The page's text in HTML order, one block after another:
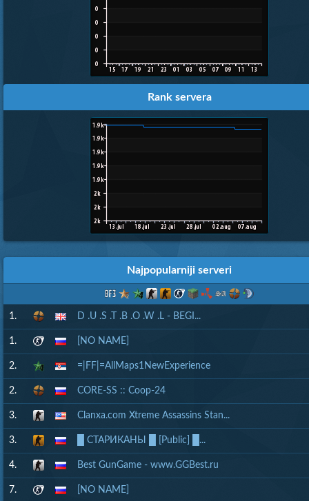
Rank servera
Najpopularniji serveri
1. D .U .S .T .B .O .W .L - BEGI...
1. [NO NAME]
2. =|FF|=AllMaps1NewExperience
2. CORE-SS :: Coop-24
3. Clanxa.com Xtreme Assassins Stan...
3. █ СТАРИКАНЫ █ [Public] █...
4. Best GunGame - www.GGBest.ru
7. [NO NAME]